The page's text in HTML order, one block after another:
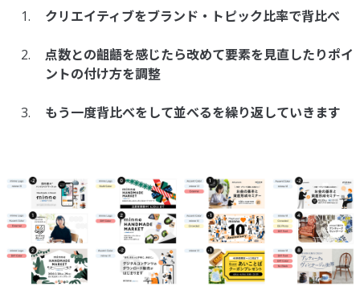
クリエイティブをブランド・トピック比率で背比べ
点数との齟齬を感じたら改めて要素を見直したりポイ
ントの付け方を調整
もう一度背比べをして並べるを繰り返していきます